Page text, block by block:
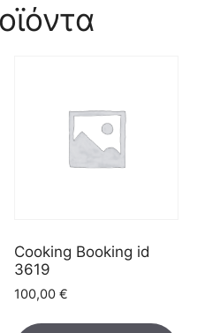
Cooking Booking id
3619
100,00 €